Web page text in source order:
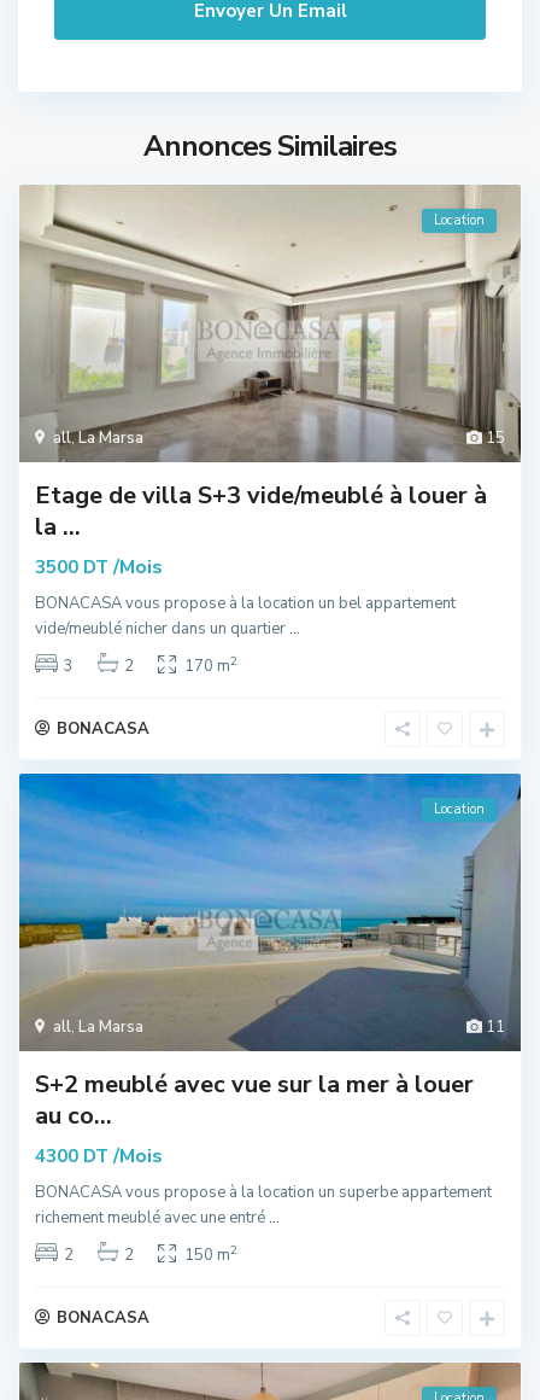
Annonces Similaires
15
all,La Marsa
Location
Etage de villa S+3 vide/meublé à louer à
la ...
3500 DT /Mois
BONACASA vous propose à la location un bel appartement
vide/meublé nicher dans un quartier...
3
2 170 m2
BONACASA
11
all, La Marsa
Location
S+2 meublé avec vue sur la mer à louer
au co...
4300 DT /Mois
BONACASA vous propose à la location un superbe appartement
richement meublé avec une entré...
2
2 150 m2
BONACASA